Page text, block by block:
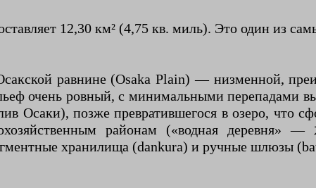
12,30 км² (4,75 кв. миль). Это один из
равнине (Osaka Plain) — низменной,
очень ровный, с минимальными перепадами
Осаки), позже превратившегося в озеро, что
районам («водная
хранилища (dankura) и ручные шлюзы